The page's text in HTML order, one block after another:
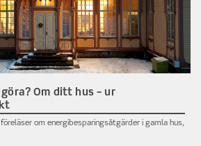
Om ditt hus – ur
om energibesparingsåtgärder i gamla hus,